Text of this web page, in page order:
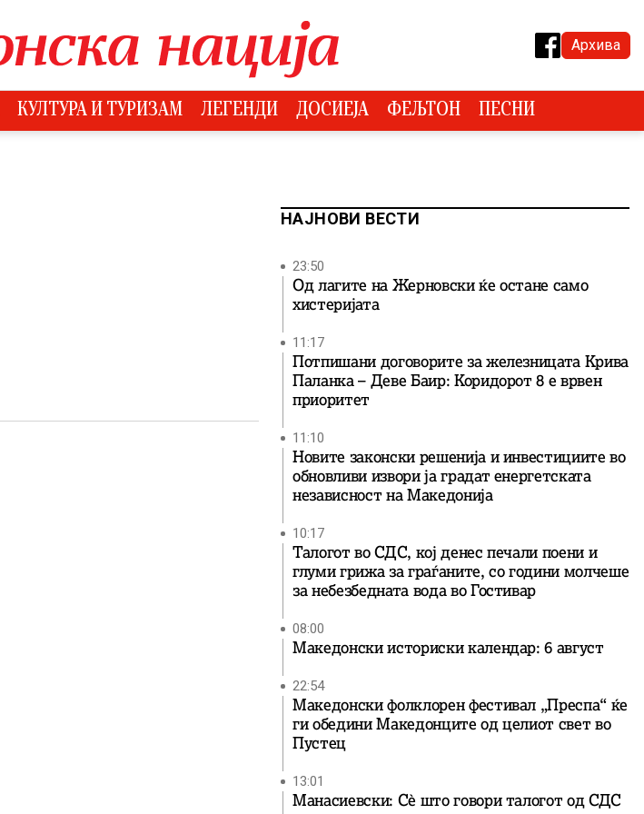
Архива
КУЛТУРА И ТУРИЗАМ ЛЕГЕНДИ ДОСИЕЈА ФЕЉТОН ПЕСНИ
НАЈНОВИ ВЕСТИ
23:50
Од лагите на Жерновски ќе остане само
хистеријата
11:17
Потпишани договорите за железницата Крива
Паланка – Деве Баир: Коридорот 8 е врвен
приоритет
11:10
Новите законски решенија и инвестициите во
обновливи извори ја градат енергетската
независност на Македонија
10:17
Талогот во СДС, кој денес печали поени и
глуми грижа за граѓаните, со години молчеше
за небезбедната вода во Гостивар
08:00
Македонски историски календар: 6 август
22:54
Македонски фолклорен фестивал „Преспа“ ќе
ги обедини Македонците од целиот свет во
Пустец
13:01
Манасиевски: Сè што говори талогот од СДС